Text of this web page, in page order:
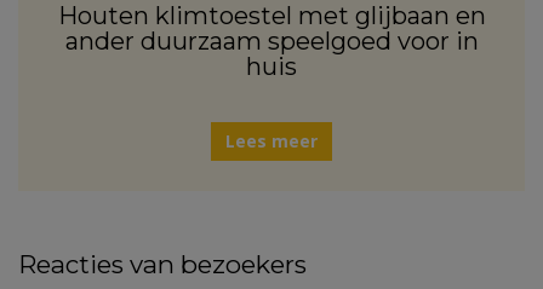
Houten klimtoestel met glijbaan en
ander duurzaam speelgoed voor in
huis
Lees meer
Reacties van bezoekers